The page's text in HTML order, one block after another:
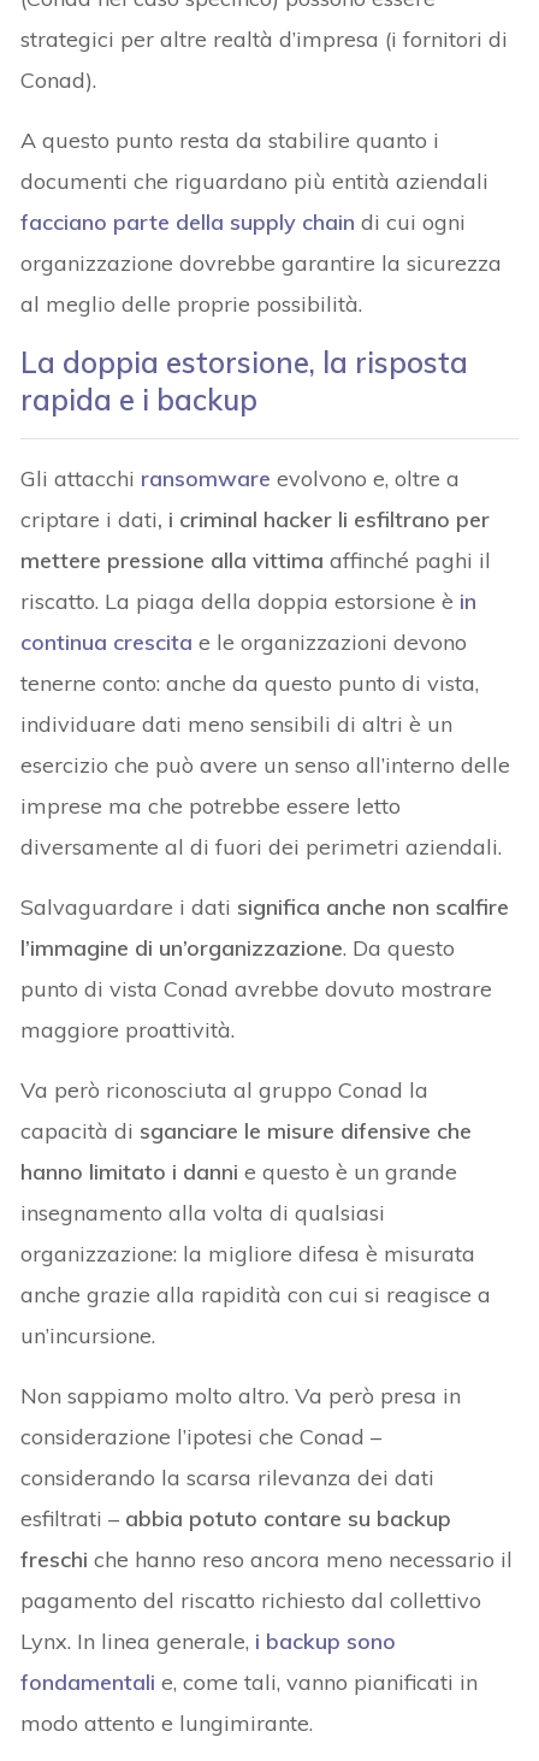
strategici per altre realtà d’impresa (i fornitori di
Conad).
A questo punto resta da stabilire quanto i
documenti che riguardano più entità aziendali
facciano parte della supply chain di cui ogni
organizzazione dovrebbe garantire la sicurezza
al meglio delle proprie possibilità.
La doppia estorsione, la risposta
rapida e i backup
Gli attacchi ransomware evolvono e, oltre a
criptare i dati, i criminal hacker li esfiltrano per
mettere pressione alla vittima affinché paghi il
riscatto. La piaga della doppia estorsione è in
continua crescita e le organizzazioni devono
tenerne conto: anche da questo punto di vista,
individuare dati meno sensibili di altri è un
esercizio che può avere un senso all’interno delle
imprese ma che potrebbe essere letto
diversamente al di fuori dei perimetri aziendali.
Salvaguardare i dati significa anche non scalfire
l’immagine di un’organizzazione. Da questo
punto di vista Conad avrebbe dovuto mostrare
maggiore proattività.
Va però riconosciuta al gruppo Conad la
capacità di sganciare le misure difensive che
hanno limitato i dannie questo è un grande
insegnamento alla volta di qualsiasi
organizzazione: la migliore difesa è misurata
anche grazie alla rapidità con cui si reagisce a
un’incursione.
Non sappiamo molto altro. Va però presa in
considerazione l’ipotesi che Conad –
considerando la scarsa rilevanza dei dati
esfiltrati – abbia potuto contare su backup
freschiche hanno reso ancora meno necessario il
pagamento del riscatto richiesto dal collettivo
Lynx. In linea generale, i backup sono
fondamentali e, come tali, vanno pianificati in
modo attento e lungimirante.